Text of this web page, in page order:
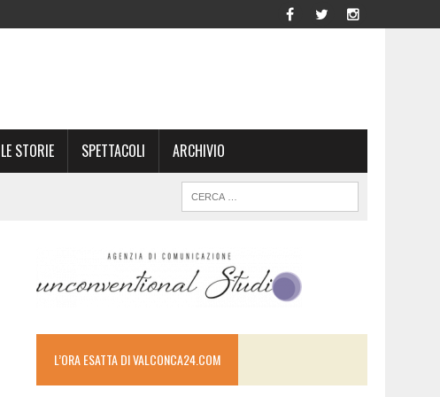
LE STORIE SPETTACOLI ARCHIVIO
L’ORA ESATTA DI VALCONCA24.COM